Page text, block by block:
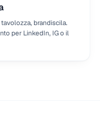
brandiscila.
per LinkedIn, IG o il